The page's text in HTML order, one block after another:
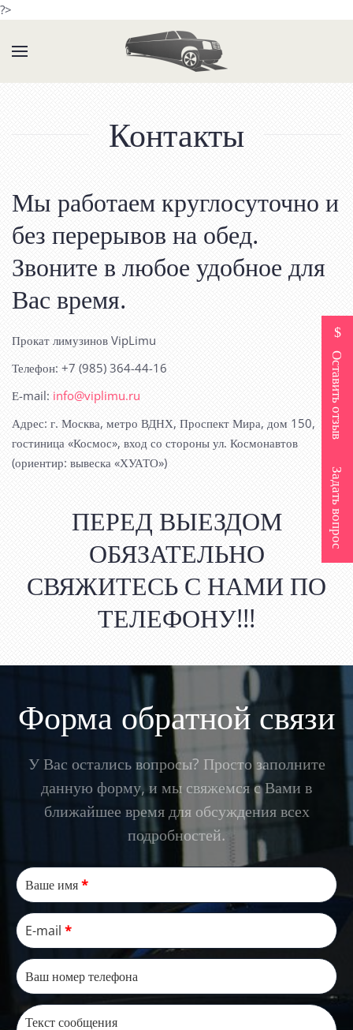
?>
Контакты
Мы работаем круглосуточно и
без перерывов на обед.
Звоните в любое удобное для
Вас время.
Прокат лимузинов VipLimu
Телефон: +7 (985) 364-44-16
Е-mail: info@viplimu.ru
Адрес: г. Москва, метро ВДНХ, Проспект Мира, дом 150,
гостиница «Космос», вход со стороны ул. Космонавтов
(ориентир: вывеска «ХУАТО»)
ПЕРЕД ВЫЕЗДОМ
ОБЯЗАТЕЛЬНО
СВЯЖИТЕСЬ С НАМИ ПО
ТЕЛЕФОНУ!!!
Форма обратной связи
У Вас остались вопросы? Просто заполните
данную форму, и мы свяжемся с Вами в
ближайшее время для обсуждения всех
подробностей.
Ваше имя*
E-mail *
Ваш номер телефона
Текст сообщения
Задать вопрос
Оставить отзыв